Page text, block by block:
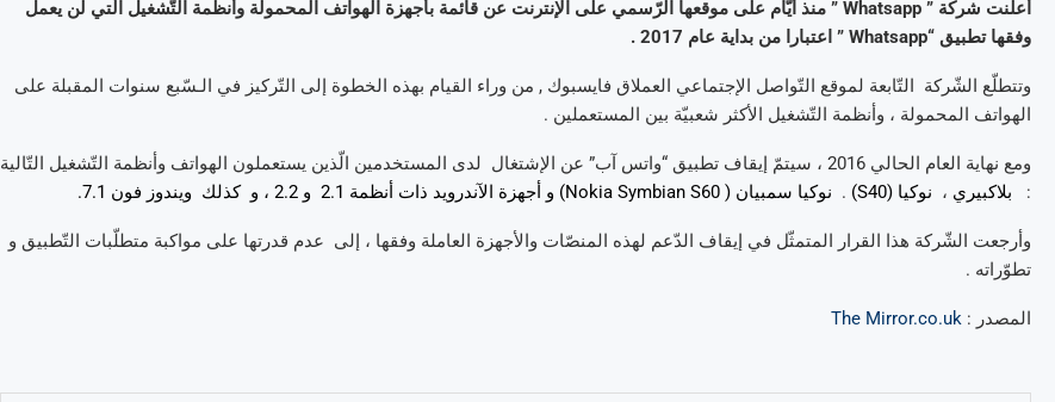
أعلنت شركة ” Whatsapp ” منذ أيّام على موقعها الرّسمي على الإنترنت عن قائمة بأجهزة الهواتف المحمولة وأنظمة التّشغيل الّتي لن يعمل
وفقها تطبيق “Whatsapp ” اعتبارا من بداية عام 2017 .
وتتطلّع الشّركة التّابعة لموقع التّواصل الإجتماعي العملاق فايسبوك , من وراء القيام بهذه الخطوة إلى التّركيز في الـسّبع سنوات المقبلة على
الهواتف المحمولة ، وأنظمة التّشغيل الأكثر شعبيّة بين المستعملين .
ومع نهاية العام الحالي 2016 ، سيتمّ إيقاف تطبيق “واتس آب” عن الإشتغال لدى المستخدمين الّذين يستعملون الهواتف وأنظمة التّشغيل التّالية
:
بلاكبيري ، نوكيا (S40) . نوكيا سمبيان ( Nokia Symbian S60) و أجهزة الآندرويد ذات أنظمة 2.1 و 2.2 ، و كذلك ويندوز فون 7.1.
وأرجعت الشّركة هذا القرار المتمثّل في إيقاف الدّعم لهذه المنصّات والأجهزة العاملة وفقها ، إلى عدم قدرتها على مواكبة متطلّبات التّطبيق و
تطوّراته .
المصدر : The Mirror.co.uk